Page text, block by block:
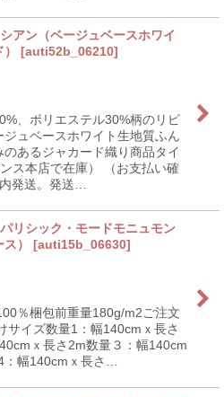
シアン（ベージュベースホワイ
[auti52b_06210]
、ポリエステル30%柄のリピ
ュベースホワイト生地質ふん
のあるジャカード織り商品タイ
ス本店で在庫） （お支払い確
発送。発送…
パリシック・モードモニュモン
）
[auti15b_06630]
％梱包前重量180g/m2ご注文
サイズ数量1：幅140cmｘ長さ
ｘ長さ2m数量３：幅140cm
：幅140cmｘ長さ…